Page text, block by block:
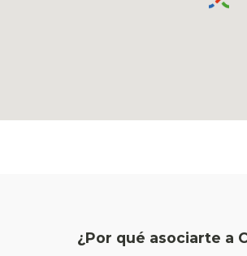
¿Por qué asociarte a